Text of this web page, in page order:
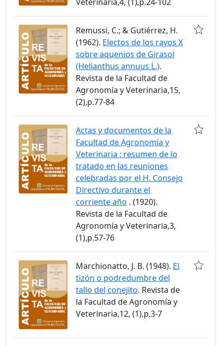
Remussi, C.; & Gutiérrez, H.
(1962). Electos de los rayos X
sobre aquenios de Girasol
(Helianthus annuus L.).
Revista de la Facultad de
Agronomía y Veterinaria,15,
(2),p.77-84
Actas y documentos de la
Facultad de Agronomía y
Veterinaria : resumen de lo
tratado en las reuniones
celebradas por el H. Consejo
Directivo durante el
corriente año . (1920).
Revista de la Facultad de
Agronomía y Veterinaria,3,
(1),p.57-76
Marchionatto, J. B. (1948). El
tizón o podredumbre del
tallo del conejito. Revista de
la Facultad de Agronomía y
Veterinaria,12, (1),p.3-7